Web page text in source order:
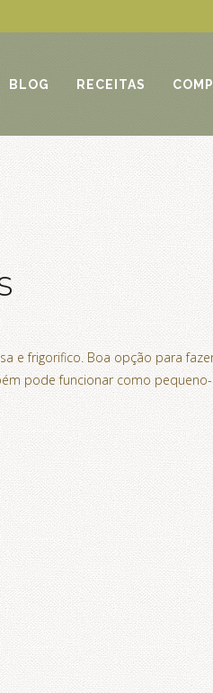
BLOG RECEITAS
e frigorifico. Boa opção para
pode funcionar como